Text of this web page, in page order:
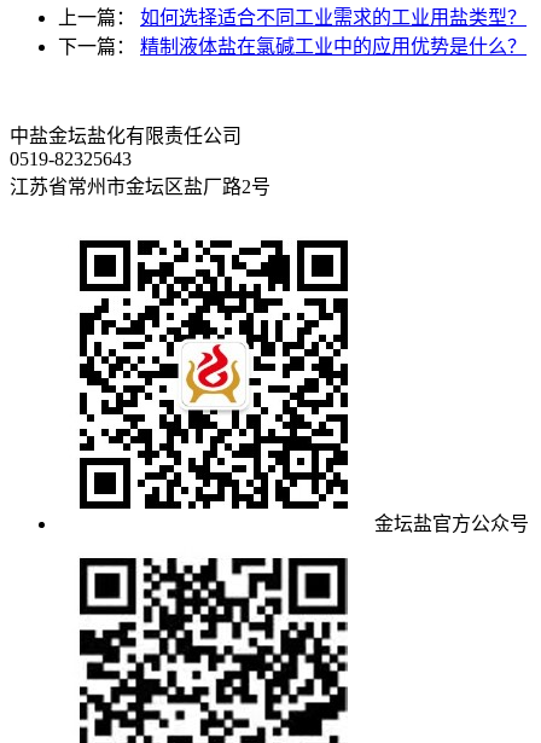
上一篇： 如何选择适合不同工业需求的工业用盐类型？
下一篇： 精制液体盐在氯碱工业中的应用优势是什么？
中盐金坛盐化有限责任公司
0519-82325643
江苏省常州市金坛区盐厂路2号
金坛盐官方公众号